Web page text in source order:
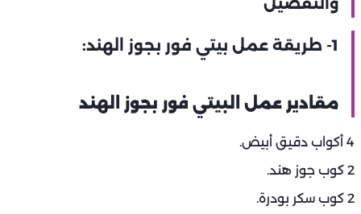
1- طريقة عمل بيتي فور بجوز الهند:
مقادير عمل البيتي فور بجوز الهند
4 أكواب دقيق أبيض.
2 كوب جوز هند.
2 كوب سكر بودرة.